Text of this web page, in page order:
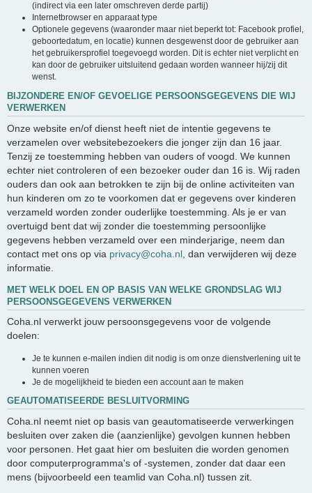
(indirect via een later omschreven derde partij)
Internetbrowser en apparaat type
Optionele gegevens (waaronder maar niet beperkt tot: Facebook profiel,
geboortedatum, en locatie) kunnen desgewenst door de gebruiker aan
het gebruikersprofiel toegevoegd worden. Dit is echter niet verplicht en
kan door de gebruiker uitsluitend gedaan worden wanneer hij/zij dit
wenst.
BIJZONDERE EN/OF GEVOELIGE PERSOONSGEGEVENS DIE WIJ
VERWERKEN
Onze website en/of dienst heeft niet de intentie gegevens te
verzamelen over websitebezoekers die jonger zijn dan 16 jaar.
Tenzij ze toestemming hebben van ouders of voogd. We kunnen
echter niet controleren of een bezoeker ouder dan 16 is. Wij raden
ouders dan ook aan betrokken te zijn bij de online activiteiten van
hun kinderen om zo te voorkomen dat er gegevens over kinderen
verzameld worden zonder ouderlijke toestemming. Als je er van
overtuigd bent dat wij zonder die toestemming persoonlijke
gegevens hebben verzameld over een minderjarige, neem dan
contact met ons op via privacy@coha.nl , dan verwijderen wij deze
informatie.
MET WELK DOEL EN OP BASIS VAN WELKE GRONDSLAG WIJ
PERSOONSGEGEVENS VERWERKEN
Coha.nl verwerkt jouw persoonsgegevens voor de volgende
doelen:
Je te kunnen e-mailen indien dit nodig is om onze dienstverlening uit te
kunnen voeren
Je de mogelijkheid te bieden een account aan te maken
GEAUTOMATISEERDE BESLUITVORMING
Coha.nl neemt niet op basis van geautomatiseerde verwerkingen
besluiten over zaken die (aanzienlijke) gevolgen kunnen hebben
voor personen. Het gaat hier om besluiten die worden genomen
door computerprogramma's of -systemen, zonder dat daar een
mens (bijvoorbeeld een teamlid van Coha.nl) tussen zit.